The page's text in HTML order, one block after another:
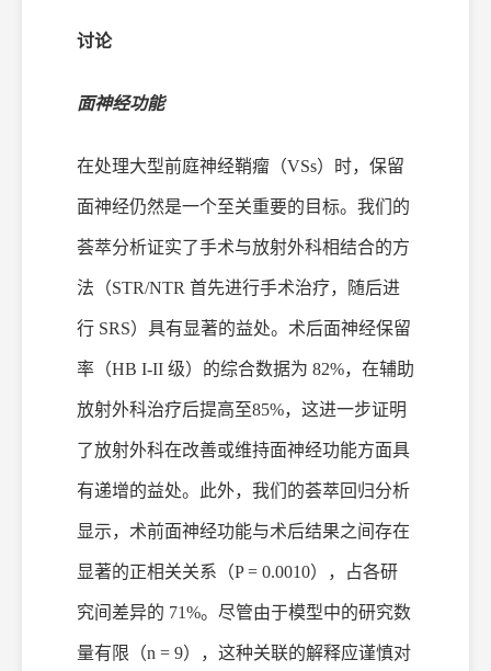
讨论
面神经功能
在处理大型前庭神经鞘瘤 （VSs）时，保留
面神经仍然是一个至关重要的目标。我们的
荟萃分析证实了手术与放射外科相结合的方
法（STR/NTR 首先进行手术治疗，随后进
行 SRS）具有显著的益处。术后面神经保留
率（HB I-II 级）的综合数据为 82%，在辅助
放射外科治疗后提高至85%，这进一步证明
了放射外科在改善或维持面神经功能方面具
有递增的益处。此外，我们的荟萃回归分析
显示，术前面神经功能与术后结果之间存在
显著的正相关关系（P = 0.0010），占各研
究间差异的 71%。尽管由于模型中的研究数
量有限（n = 9），这种关联的解释应谨慎对